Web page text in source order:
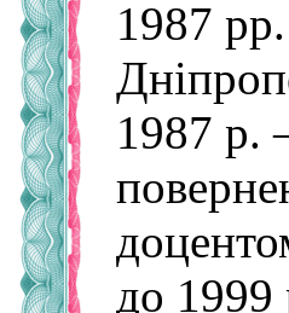
1987
1987 р.
до 1999